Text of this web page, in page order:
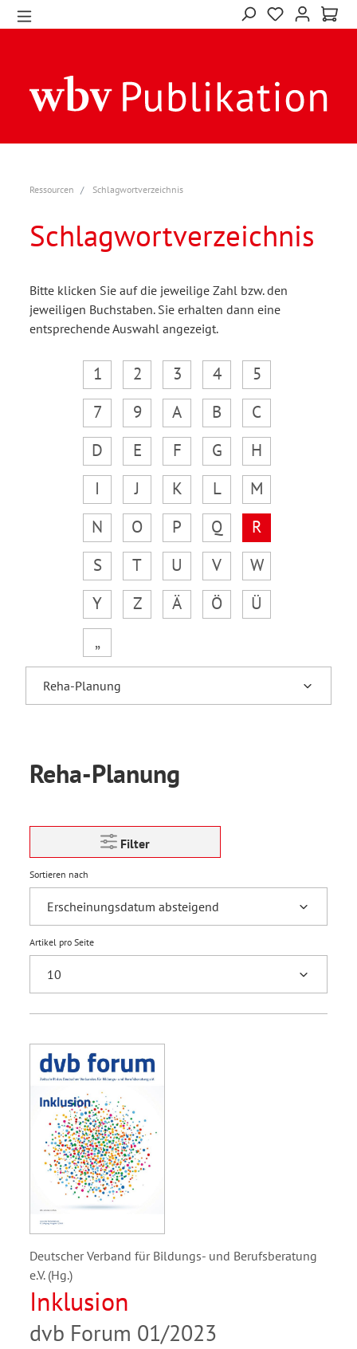
Ressourcen Schlagwortverzeichnis
Schlagwortverzeichnis
Bitte klicken Sie auf die jeweilige Zahl bzw. den
jeweiligen Buchstaben. Sie erhalten dann eine
entsprechende Auswahl angezeigt.
1 2 3 4
5
7
9 A B
C
D
E F G
H
I
J K L
M
N
O P Q
R
S
T U V
W
Y
Z Ä Ö
Ü
„
Reha-Planung
Filter
Sortieren nach
Artikel pro Seite
Deutscher Verband für Bildungs- und Berufsberatung
e.V. (Hg.)
Inklusion
dvb Forum 01/2023